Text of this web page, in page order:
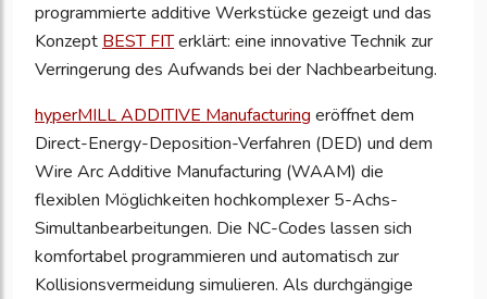
programmierte additive Werkstücke gezeigt und das
Konzept BEST FITerklärt: eine innovative Technik zur
Verringerung des Aufwands bei der Nachbearbeitung.
hyperMILL ADDITIVE Manufacturing eröffnet dem
Direct-Energy-Deposition-Verfahren (DED) und dem
Wire Arc Additive Manufacturing (WAAM) die
flexiblen Möglichkeiten hochkomplexer 5-Achs-
Simultanbearbeitungen. Die NC-Codes lassen sich
komfortabel programmieren und automatisch zur
Kollisionsvermeidung simulieren. Als durchgängige